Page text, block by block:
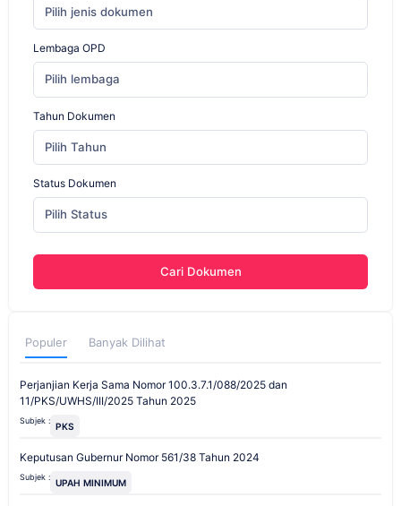
Pilih jenis dokumen
Lembaga OPD
Pilih lembaga
Tahun Dokumen
Pilih Tahun
Status Dokumen
Pilih Status
Cari Dokumen
Populer Banyak Dilihat
Perjanjian Kerja Sama Nomor 100.3.7.1/088/2025 dan
11/PKS/UWHS/III/2025 Tahun 2025
Subjek : PKS
Keputusan Gubernur Nomor 561/38 Tahun 2024
Subjek : UPAH MINIMUM